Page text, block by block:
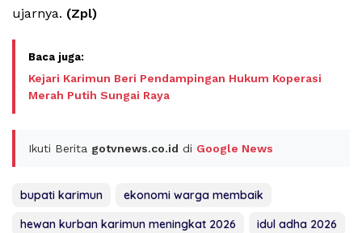
ujarnya. (Zpl)
Kejari Karimun Beri Pendampingan Hukum Koperasi
Merah Putih Sungai Raya
Ikuti Berita gotvnews.co.id di Google News
bupati karimun
ekonomi warga membaik
hewan kurban karimun meningkat 2026
idul adha 2026